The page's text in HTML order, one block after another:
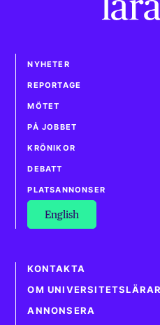
NYHETER
REPORTAGE
MÖTET
PÅ JOBBET
KRÖNIKOR
DEBATT
PLATSANNONSER
English
KONTAKTA
OM
ANNONSERA